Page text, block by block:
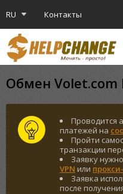
RU Контакты
Обмен Volet.com
Проводится
платежей на
Пройти
транзакции
Заявку
VPN или
Заявка
после